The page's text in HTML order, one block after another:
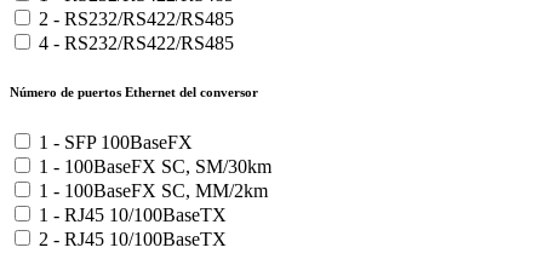
2 - RS232/RS422/RS485
4 - RS232/RS422/RS485
Número de puertos Ethernet del conversor
1 - SFP 100BaseFX
1 - 100BaseFX SC, SM/30km
1 - 100BaseFX SC, MM/2km
1 - RJ45 10/100BaseTX
2 - RJ45 10/100BaseTX